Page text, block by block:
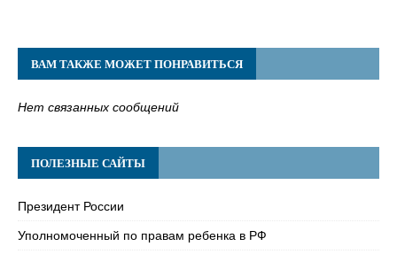
ВАМ ТАКЖЕ МОЖЕТ ПОНРАВИТЬСЯ
Нет связанных сообщений
ПОЛЕЗНЫЕ САЙТЫ
Президент России
Уполномоченный по правам ребенка в РФ